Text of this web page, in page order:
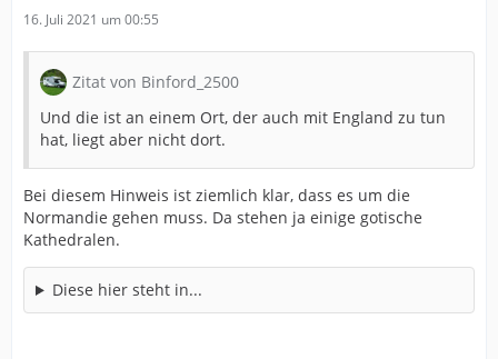
16. Juli 2021 um 00:55
Zitat von Binford_2500
Und die ist an einem Ort, der auch mit England zu tun
hat, liegt aber nicht dort.
Bei diesem Hinweis ist ziemlich klar, dass es um die
Normandie gehen muss. Da stehen ja einige gotische
Kathedralen.
Diese hier steht in...